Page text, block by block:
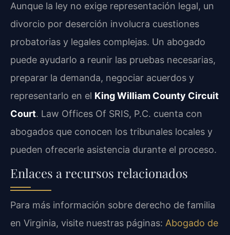
Aunque la ley no exige representación legal, un
divorcio por deserción involucra cuestiones
probatorias y legales complejas. Un abogado
puede ayudarlo a reunir las pruebas necesarias,
preparar la demanda, negociar acuerdos y
representarlo en el King William County Circuit
Court. Law Offices Of SRIS, P.C. cuenta con
abogados que conocen los tribunales locales y
pueden ofrecerle asistencia durante el proceso.
Enlaces a recursos relacionados
Para más información sobre derecho de familia
en Virginia, visite nuestras páginas: Abogado de